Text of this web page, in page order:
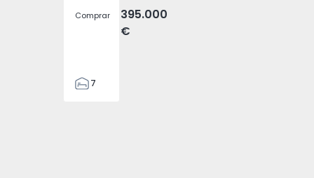
Comprar
395.000
€
7